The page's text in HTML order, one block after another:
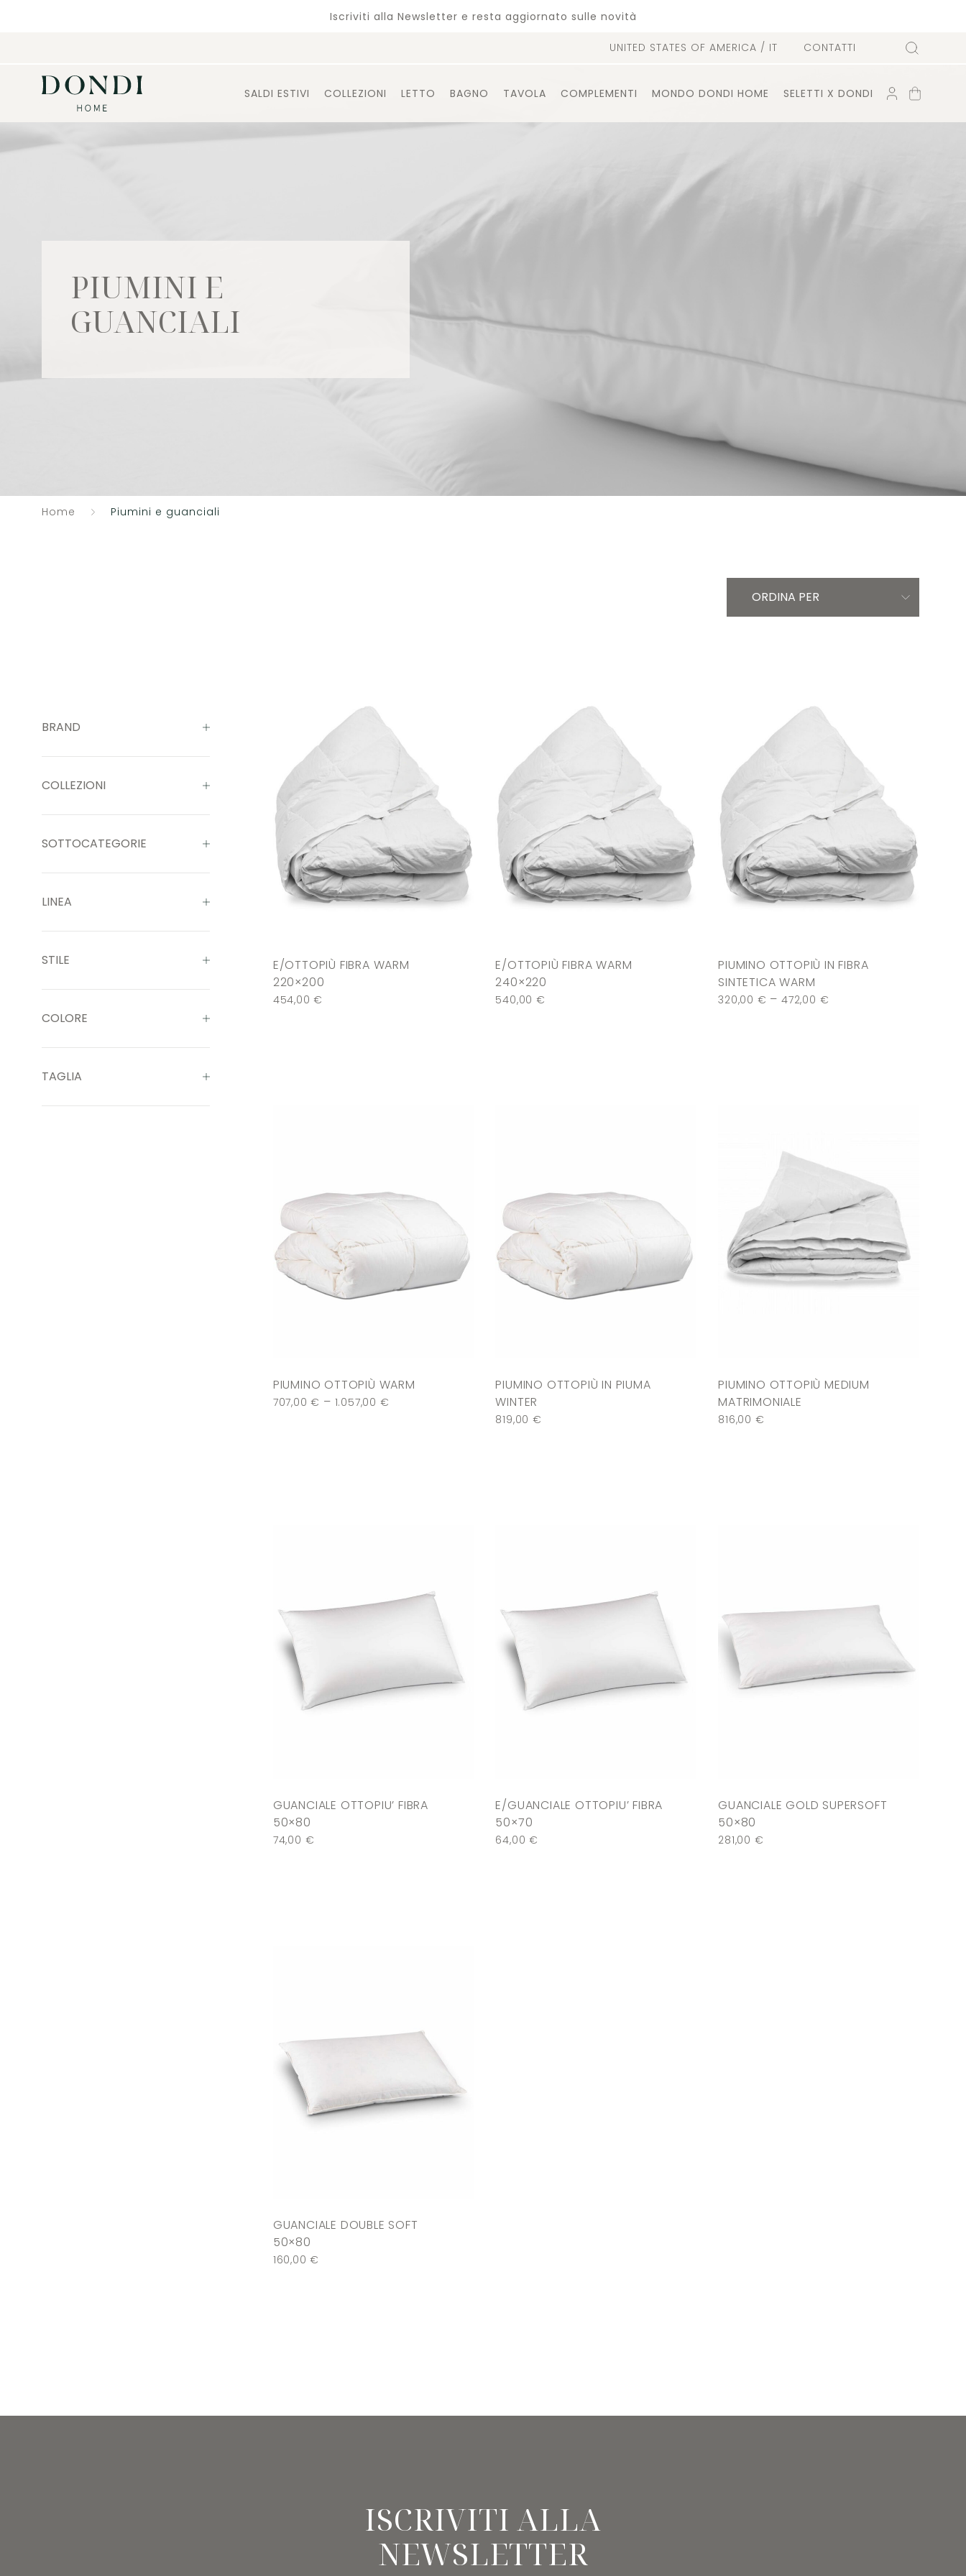
Iscriviti alla Newsletter e resta aggiornato sulle novità
UNITED STATES OF AMERICA / IT CONTATTI Cerca
SALDI ESTIVI COLLEZIONI LETTO BAGNO TAVOLA COMPLEMENTI MONDO DONDI HOME SELETTI X DONDI ACCOUNT
CARRELLO
PIUMINI E
GUANCIALI
Home Piumini e guanciali
BRAND
COLLEZIONI
SOTTOCATEGORIE
LINEA
STILE
COLORE
TAGLIA
ORDINA PER
E/OTTOPIÙ FIBRA WARM
220×200
454,00€
E/OTTOPIÙ FIBRA WARM
240×220
540,00€
PIUMINO OTTOPIÙ IN FIBRA
SINTETICA WARM
320,00 € –472,00 €
PIUMINO OTTOPIÙ WARM
707,00€ – 1.057,00 €
PIUMINO OTTOPIÙ IN PIUMA
WINTER
819,00€
PIUMINO OTTOPIÙ MEDIUM
MATRIMONIALE
816,00 €
GUANCIALE OTTOPIU’ FIBRA
50×80
74,00 €
E/GUANCIALE OTTOPIU’ FIBRA
50×70
64,00€
GUANCIALE GOLD SUPERSOFT
50×80
281,00 €
GUANCIALE DOUBLE SOFT
50×80
160,00€
ISCRIVITI ALLA
NEWSLETTER